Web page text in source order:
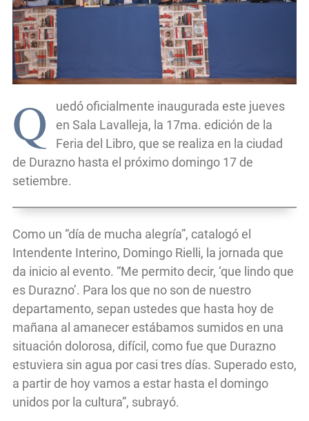
Q
uedó oficialmente inaugurada este jueves
en Sala Lavalleja, la 17ma. edición de la
Feria del Libro, que se realiza en la ciudad
de Durazno hasta el próximo domingo 17 de
setiembre.
Como un “día de mucha alegría”, catalogó el
Intendente Interino, Domingo Rielli, la jornada que
da inicio al evento. “Me permito decir, ‘que lindo que
es Durazno’. Para los que no son de nuestro
departamento, sepan ustedes que hasta hoy de
mañana al amanecer estábamos sumidos en una
situación dolorosa, difícil, como fue que Durazno
estuviera sin agua por casi tres días. Superado esto,
a partir de hoy vamos a estar hasta el domingo
unidos por la cultura”, subrayó.